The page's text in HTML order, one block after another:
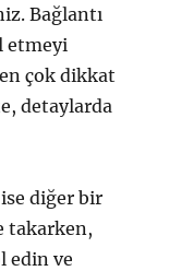
Bağlantı
etmeyi
çok dikkat
detaylarda
diğer bir
takarken,
edin ve